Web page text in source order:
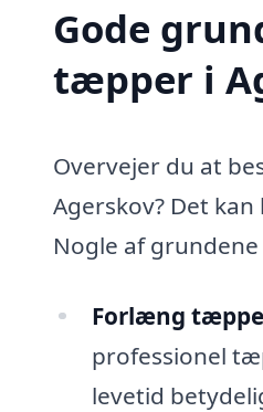
Gode
tæpper i
Overvejer du at
Agerskov? Det
Nogle af grundene
Forlæng
professionel
levetid